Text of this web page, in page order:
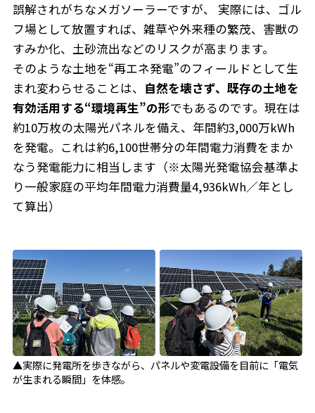
誤解されがちなメガソーラーですが、 実際には、ゴル
フ場として放置すれば、雑草や外来種の繁茂、害獣の
すみか化、土砂流出などのリスクが高まります。
そのような土地を“再エネ発電”のフィールドとして生
まれ変わらせることは、 自然を壊さず、既存の土地を
有効活用する“環境再生”の形でもあるのです。現在は
約10万枚の太陽光パネルを備え、年間約3,000万kWh
を発電。これは約6,100世帯分の年間電力消費をまか
なう発電能力に相当します（※太陽光発電協会基準よ
り一般家庭の平均年間電力消費量4,936kWh／年とし
て算出）
▲実際に発電所を歩きながら、パネルや変電設備を目前に「電気
が生まれる瞬間」を体感。